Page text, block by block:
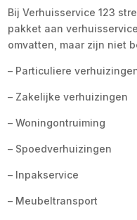
Bij Verhuisservice 123
pakket aan
omvatten, maar zijn niet
– Particuliere
– Zakelijke verhuizingen
– Woningontruiming
– Spoedverhuizingen
– Inpakservice
– Meubeltransport